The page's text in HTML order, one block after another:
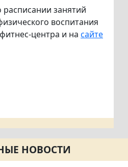
занятий
воспитания
центра и на сайте
НОВОСТИ